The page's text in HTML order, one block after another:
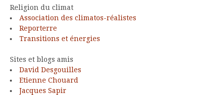
Religion du climat
Association des climatos-réalistes
Reporterre
Transitions et énergies
Sites et blogs amis
David Desgouilles
Etienne Chouard
Jacques Sapir